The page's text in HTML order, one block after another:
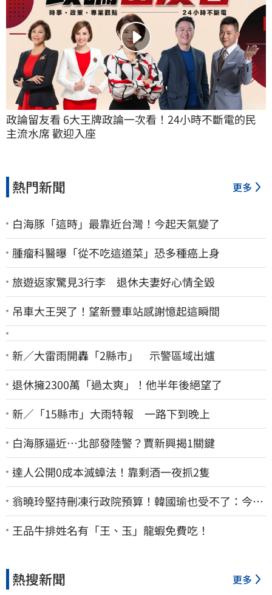
政論留友看 6大王牌政論一次看！24小時不斷電的民
主流水席 歡迎入座
熱門新聞 更多
白海豚「這時」最靠近台灣！今起天氣變了
腫瘤科醫曝「從不吃這道菜」恐多種癌上身
旅遊返家驚見3行李 退休夫妻好心情全毀
吊車大王哭了！望新豐車站感謝憶起這瞬間
新／大雷雨開轟「2縣市」 示警區域出爐
退休擁2300萬「過太爽」！他半年後絕望了
新／「15縣市」大雨特報 一路下到晚上
白海豚逼近…北部發陸警？賈新興揭1關鍵
達人公開0成本滅蟑法！靠剩酒一夜抓2隻
翁曉玲堅持刪凍行政院預算！韓國瑜也受不了：今年
剩4個月你思考一下
王品牛排姓名有「王、玉」龍蝦免費吃！
熱搜新聞 更多